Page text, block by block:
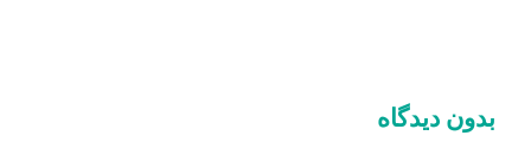
بدون دیدگاه